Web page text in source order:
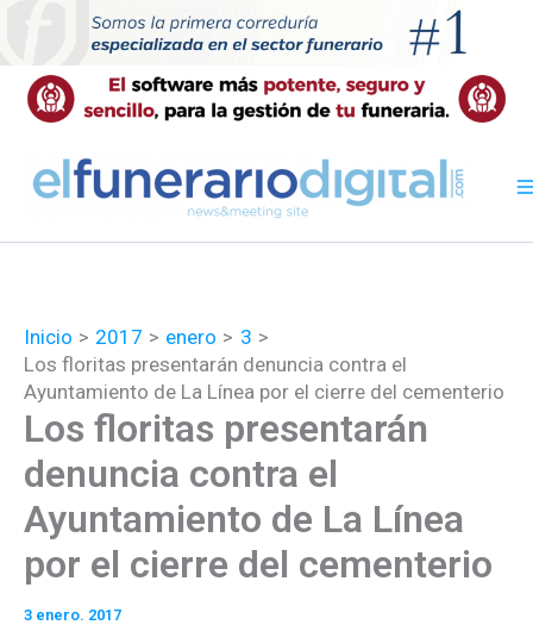
contenido
Inicio 2017 enero
3
Los floritas presentarán denuncia contra el
Ayuntamiento de La Línea por el cierre del cementerio
Los floritas presentarán
denuncia contra el
Ayuntamiento de La Línea
por el cierre del cementerio
3 enero. 2017